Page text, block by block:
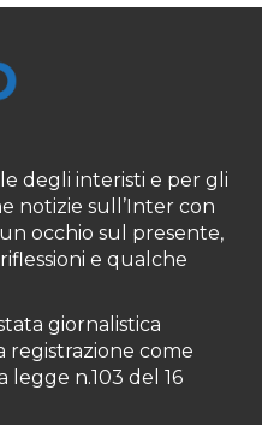
degli interisti e per gli
notizie sull’Inter con
occhio sul presente,
e qualche
giornalistica
registrazione come
legge n.103 del 16